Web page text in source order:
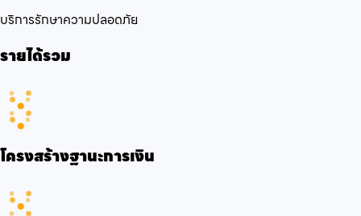
บริการรักษาความปลอดภัย
รายได้รวม
โครงสร้างฐานะการเงิน